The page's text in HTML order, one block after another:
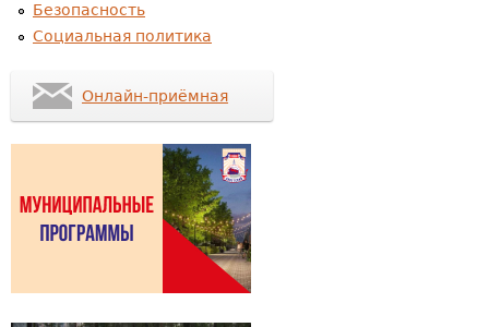
Безопасность
Социальная политика
Онлайн-приёмная